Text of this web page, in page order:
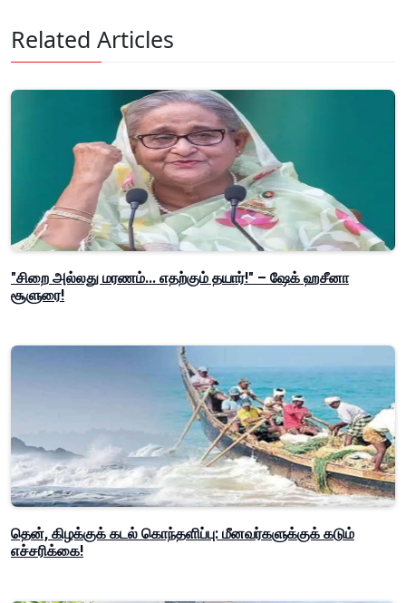
Related Articles
"சிறை அல்லது மரணம்... எதற்கும் தயார்!" – ஷேக் ஹசீனா
சூளுரை!
தென், கிழக்குக் கடல் கொந்தளிப்பு: மீனவர்களுக்குக் கடும்
எச்சரிக்கை!